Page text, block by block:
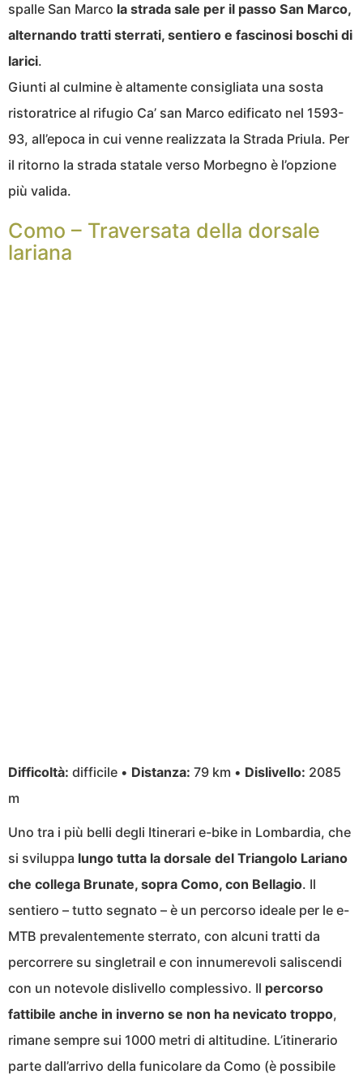
spalle San Marco la strada sale per il passo San Marco,
alternando tratti sterrati, sentiero e fascinosi boschi di
larici.
Giunti al culmine è altamente consigliata una sosta
ristoratrice al rifugio Ca’ san Marco edificato nel 1593-
93, all’epoca in cui venne realizzata la Strada Priula. Per
il ritorno la strada statale verso Morbegno è l’opzione
più valida.
Como – Traversata della dorsale
lariana
Difficoltà: difficile • Distanza: 79 km • Dislivello: 2085
m
Uno tra i più belli degli Itinerari e-bike in Lombardia, che
si sviluppa lungo tutta la dorsale del Triangolo Lariano
che collega Brunate, sopra Como, con Bellagio. Il
sentiero – tutto segnato – è un percorso ideale per le e-
MTB prevalentemente sterrato, con alcuni tratti da
percorrere su singletrail e con innumerevoli saliscendi
con un notevole dislivello complessivo. Il percorso
fattibile anche in inverno se non ha nevicato troppo,
rimane sempre sui 1000 metri di altitudine. L’itinerario
parte dall’arrivo della funicolare da Como (è possibile